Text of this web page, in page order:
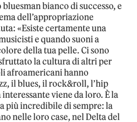
bianco di successo, e
dell’appropriazione
«Esiste certamente una
e quando suoni a
della tua pelle. Ci sono
la cultura di altri per
afroamericani hanno
il blues, il rock&roll, l’hip
viene da loro. È la
più incredibile di sempre: la
nelle loro case, nel Delta del